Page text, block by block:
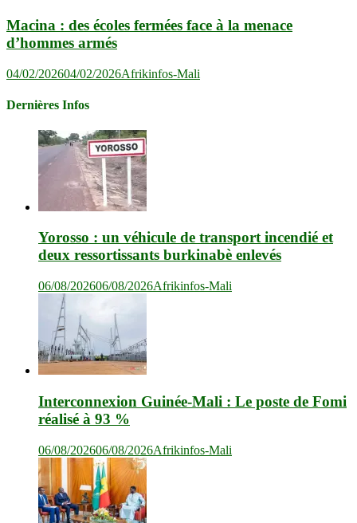
Macina : des écoles fermées face à la menace
d’hommes armés
04/02/202604/02/2026Afrikinfos-Mali
Dernières Infos
Yorosso : un véhicule de transport incendié et
deux ressortissants burkinabè enlevés
06/08/202606/08/2026Afrikinfos-Mali
Interconnexion Guinée-Mali : Le poste de Fomi
réalisé à 93 %
06/08/202606/08/2026Afrikinfos-Mali